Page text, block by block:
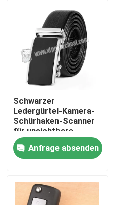
Schwarzer
Ledergürtel-Kamera-
Schürhaken-Scanner
für unsichtbare
Strichkode-
signifikante
Spielkarten
Anfrage absenden